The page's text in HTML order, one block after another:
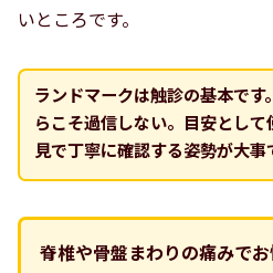
いところです。
ランドマークは触診の基本です
らこそ過信しない。目安として
見で丁寧に確認する姿勢が大事
脊椎や骨盤まわりの痛みで